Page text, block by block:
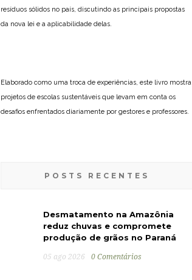
resíduos sólidos no país, discutindo as principais propostas
da nova lei e a aplicabilidade delas.
Elaborado como uma troca de experiências, este livro mostra
projetos de escolas sustentáveis que levam em conta os
desafios enfrentados diariamente por gestores e professores.
POSTS RECENTES
Desmatamento na Amazônia
reduz chuvas e compromete
produção de grãos no Paraná
05 ago 2026 0 Comentários